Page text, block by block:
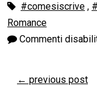
#comesiscrive ,
Romance
Commenti
← previous post